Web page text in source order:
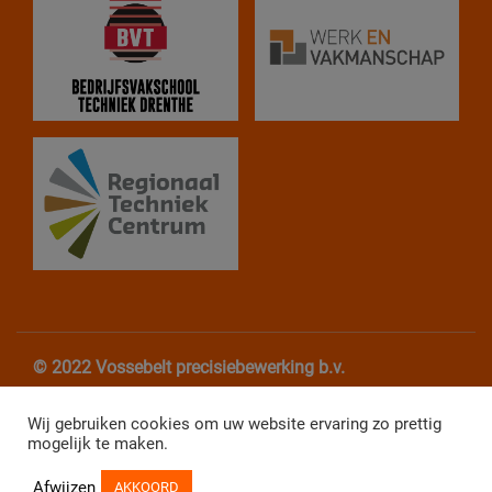
Wij gebruiken cookies om uw website ervaring zo prettig
mogelijk te maken.
Afwijzen AKKOORD
© 2022 Vossebelt precisiebewerking b.v.
Algemene Voorwaarden
Privacy verklaring